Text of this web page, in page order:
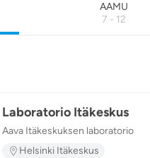
AAMU
7 - 12
Laboratorio Itäkeskus
Aava Itäkeskuksen laboratorio
Helsinki Itäkeskus